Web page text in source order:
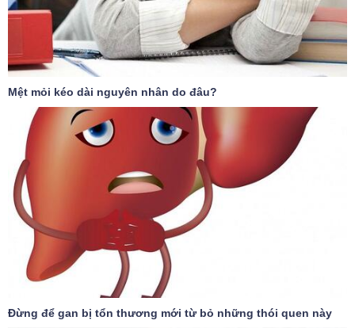
Mệt mỏi kéo dài nguyên nhân do đâu?
Đừng để gan bị tổn thương mới từ bỏ những thói quen này